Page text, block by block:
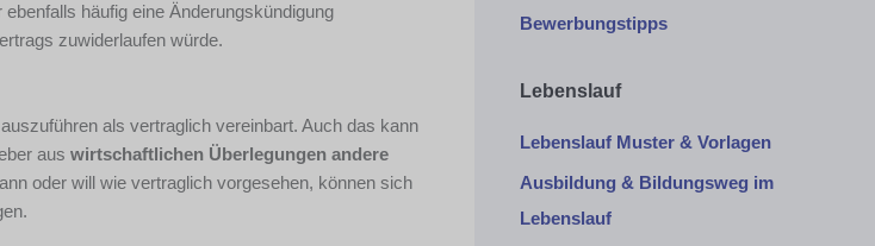
häufig eine Änderungskündigung
zuwiderlaufen würde.
als vertraglich vereinbart. Auch das kann
aus wirtschaftlichen Überlegungen andere
oder will wie vertraglich vorgesehen, können sich
Bewerbungstipps
Lebenslauf
Lebenslauf Muster & Vorlagen
Ausbildung & Bildungsweg im
Lebenslauf